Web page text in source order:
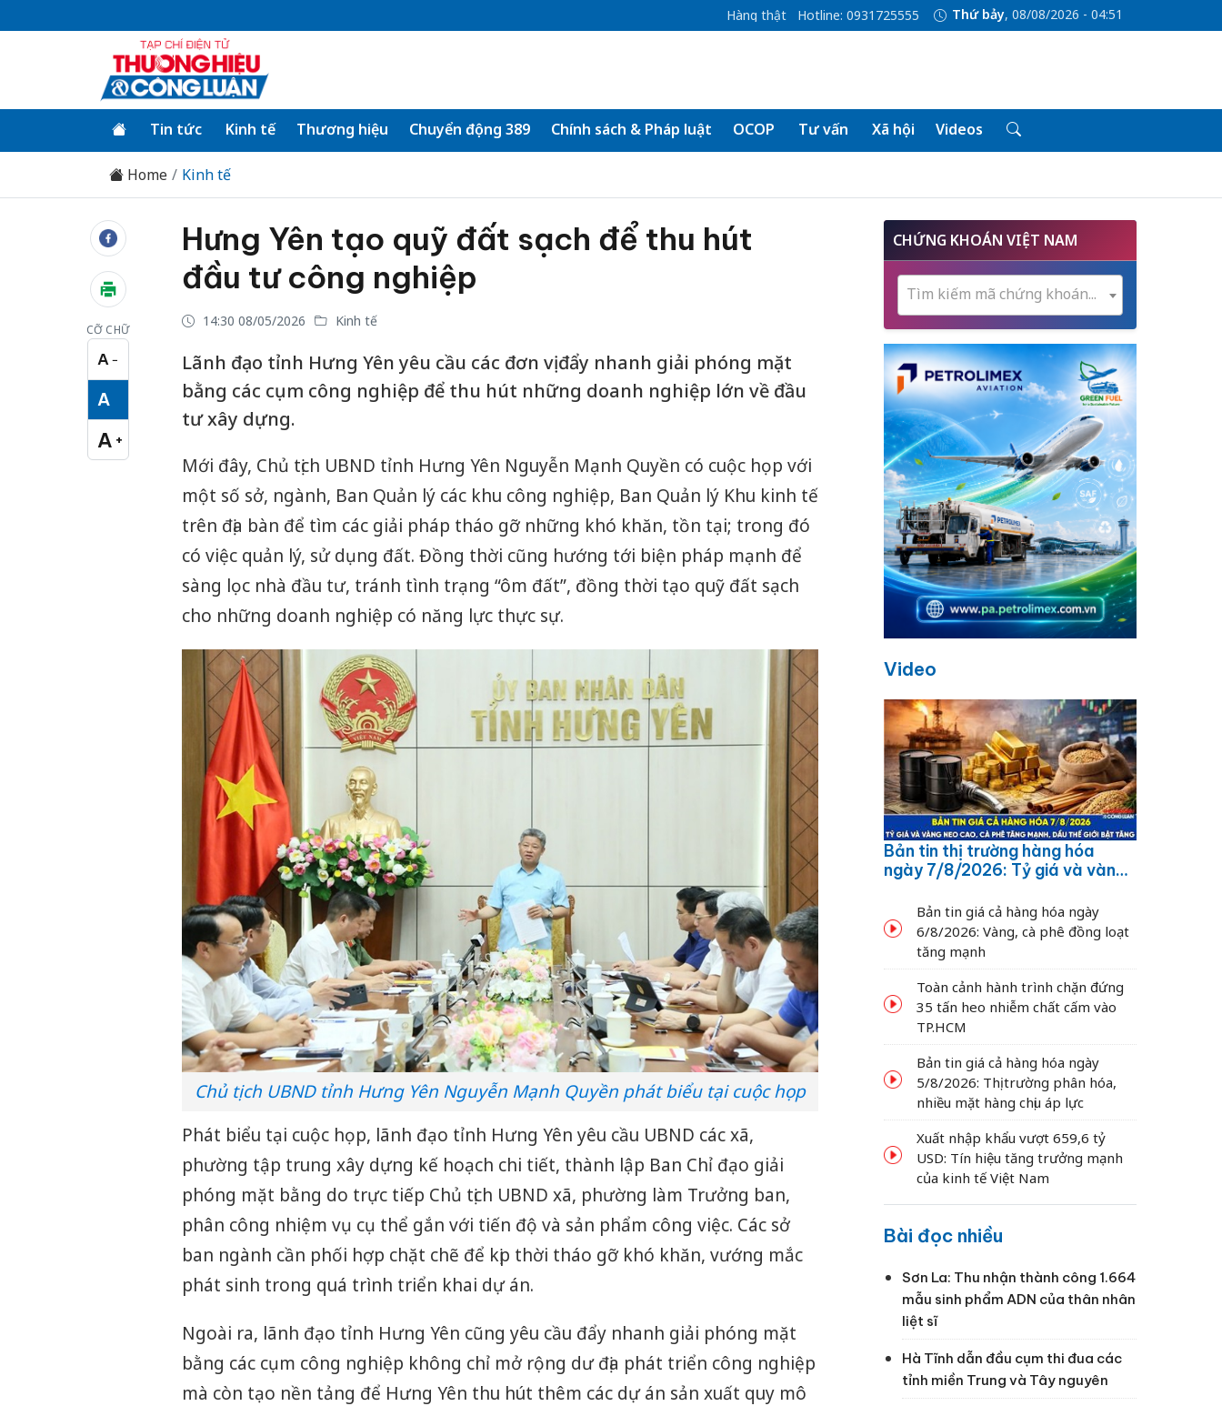
Hàng thật Hotline: 0931725555 Thứ bảy, 08/08/2026 - 04:51
Tin tức Kinh tế Thương hiệu Chuyển động 389 Chính sách & Pháp luật OCOP Tư vấn Xã hội Videos
Home Kinh tế
CỠ CHỮ
A −
Cỡ chữ nhỏ
A
Cỡ chữ vừa
A +
Cỡ chữ lớn
Hưng Yên tạo quỹ đất sạch để thu hút
đầu tư công nghiệp
14:30 08/05/2026 Kinh tế
Lãnh đạo tỉnh Hưng Yên yêu cầu các đơn vị đẩy nhanh giải phóng mặt
bằng các cụm công nghiệp để thu hút những doanh nghiệp lớn về đầu
tư xây dựng.
Mới đây, Chủ tịch UBND tỉnh Hưng Yên Nguyễn Mạnh Quyền có cuộc họp với
một số sở, ngành, Ban Quản lý các khu công nghiệp, Ban Quản lý Khu kinh tế
trên địa bàn để tìm các giải pháp tháo gỡ những khó khăn, tồn tại; trong đó
có việc quản lý, sử dụng đất. Đồng thời cũng hướng tới biện pháp mạnh để
sàng lọc nhà đầu tư, tránh tình trạng “ôm đất”, đồng thời tạo quỹ đất sạch
cho những doanh nghiệp có năng lực thực sự.
Chủ tịch UBND tỉnh Hưng Yên Nguyễn Mạnh Quyền phát biểu tại cuộc họp
Phát biểu tại cuộc họp, lãnh đạo tỉnh Hưng Yên yêu cầu UBND các xã,
phường tập trung xây dựng kế hoạch chi tiết, thành lập Ban Chỉ đạo giải
phóng mặt bằng do trực tiếp Chủ tịch UBND xã, phường làm Trưởng ban,
phân công nhiệm vụ cụ thể gắn với tiến độ và sản phẩm công việc. Các sở
ban ngành cần phối hợp chặt chẽ để kịp thời tháo gỡ khó khăn, vướng mắc
phát sinh trong quá trình triển khai dự án.
Ngoài ra, lãnh đạo tỉnh Hưng Yên cũng yêu cầu đẩy nhanh giải phóng mặt
bằng các cụm công nghiệp không chỉ mở rộng dư địa phát triển công nghiệp
mà còn tạo nền tảng để Hưng Yên thu hút thêm các dự án sản xuất quy mô
CHỨNG KHOÁN VIỆT NAM
Tìm kiếm mã chứng khoán...
Video
Bản tin thị trường hàng hóa
ngày 7/8/2026: Tỷ giá và vàng
dầu thế giới bật tăng
Bản tin giá cả hàng hóa ngày
6/8/2026: Vàng, cà phê đồng loạt
tăng mạnh
Toàn cảnh hành trình chặn đứng
35 tấn heo nhiễm chất cấm vào
TP.HCM
Bản tin giá cả hàng hóa ngày
5/8/2026: Thị trường phân hóa,
nhiều mặt hàng chịu áp lực
Xuất nhập khẩu vượt 659,6 tỷ
USD: Tín hiệu tăng trưởng mạnh
của kinh tế Việt Nam
Bài đọc nhiều
Sơn La: Thu nhận thành công 1.664
mẫu sinh phẩm ADN của thân nhân
liệt sĩ
Hà Tĩnh dẫn đầu cụm thi đua các
tỉnh miền Trung và Tây nguyên